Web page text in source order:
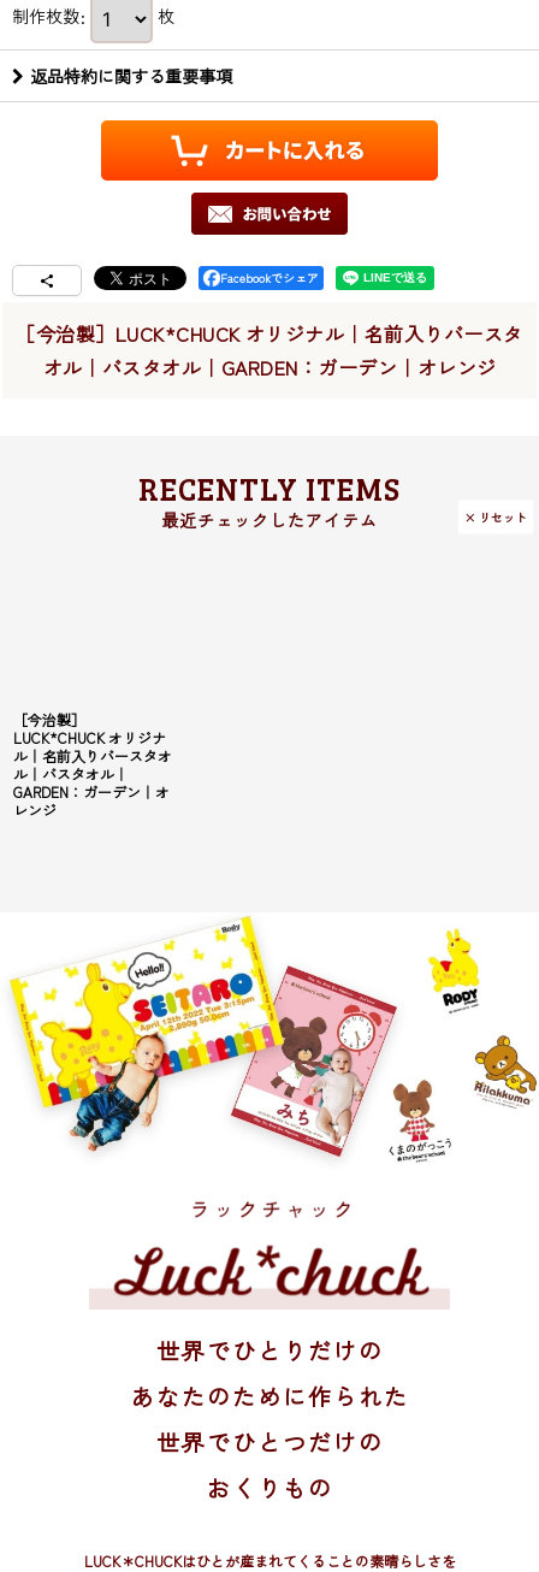
［今治製］LUCK*CHUCK オリジナル｜名前入りバースタ
オル｜バスタオル｜GARDEN：ガーデン｜オレンジ
制作枚数: 枚
返品特約に関する重要事項
Facebookでシェア
RECENTLY ITEMS
× リセット
［今治製］
LUCK*CHUCK オリジナ
ル｜名前入りバースタオ
ル｜バスタオル｜
GARDEN：ガーデン｜オ
レンジ
世界でひとりだけの
あなたのために作られた
世界でひとつだけの
おくりもの
LUCK＊CHUCKはひとが産まれてくることの素晴らしさを